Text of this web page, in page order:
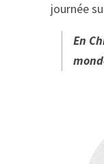
journée
En